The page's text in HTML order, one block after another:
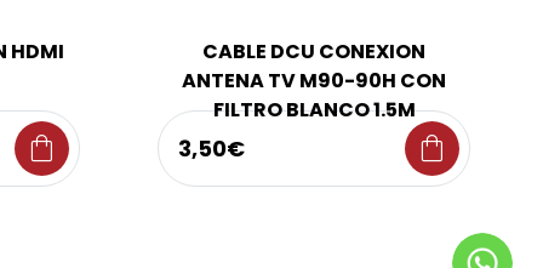
HDMI
shopping_bag
CABLE DCU CONEXION
ANTENA TV M90-90H CON
FILTRO BLANCO 1.5M
3,50€ shopping_bag